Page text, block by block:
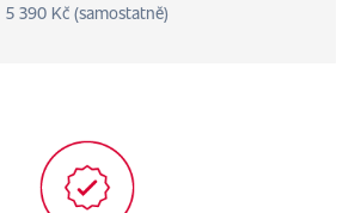
5 390 Kč (samostatně)